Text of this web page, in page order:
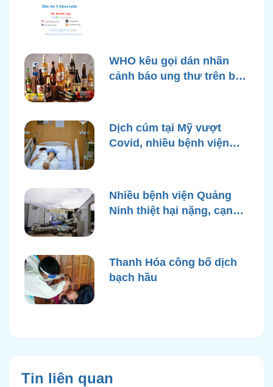
WHO kêu gọi dán nhãn
cảnh báo ung thư trên bao
Dịch cúm tại Mỹ vượt
Covid, nhiều bệnh viện
Nhiều bệnh viện Quảng
Ninh thiệt hại nặng, cạn
Thanh Hóa công bố dịch
bạch hầu
Tin liên quan